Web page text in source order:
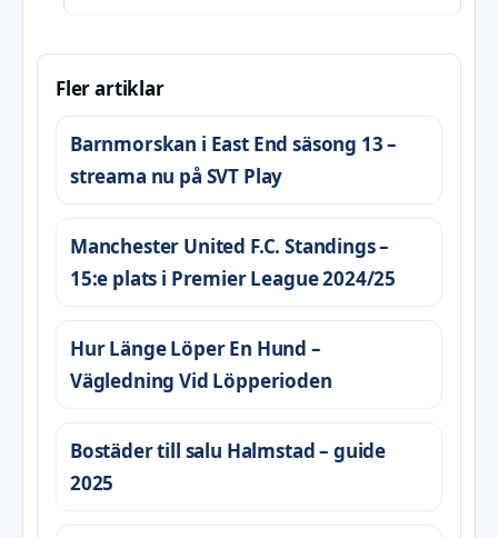
Fler artiklar
Barnmorskan i East End säsong 13 –
streama nu på SVT Play
Manchester United F.C. Standings –
15:e plats i Premier League 2024/25
Hur Länge Löper En Hund –
Vägledning Vid Löpperioden
Bostäder till salu Halmstad – guide
2025